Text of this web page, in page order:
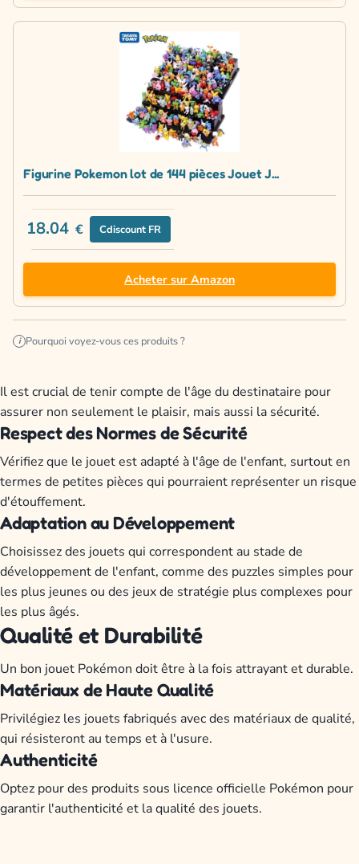
Figurine Pokemon lot de 144 pièces Jouet J...
18.04 € Cdiscount FR
Acheter sur Amazon
i Pourquoi voyez-vous ces produits ?
Il est crucial de tenir compte de l'âge du destinataire pour
assurer non seulement le plaisir, mais aussi la sécurité.
Respect des Normes de Sécurité
Vérifiez que le jouet est adapté à l'âge de l'enfant, surtout en
termes de petites pièces qui pourraient représenter un risque
d'étouffement.
Adaptation au Développement
Choisissez des jouets qui correspondent au stade de
développement de l'enfant, comme des puzzles simples pour
les plus jeunes ou des jeux de stratégie plus complexes pour
les plus âgés.
Qualité et Durabilité
Un bon jouet Pokémon doit être à la fois attrayant et durable.
Matériaux de Haute Qualité
Privilégiez les jouets fabriqués avec des matériaux de qualité,
qui résisteront au temps et à l'usure.
Authenticité
Optez pour des produits sous licence officielle Pokémon pour
garantir l'authenticité et la qualité des jouets.